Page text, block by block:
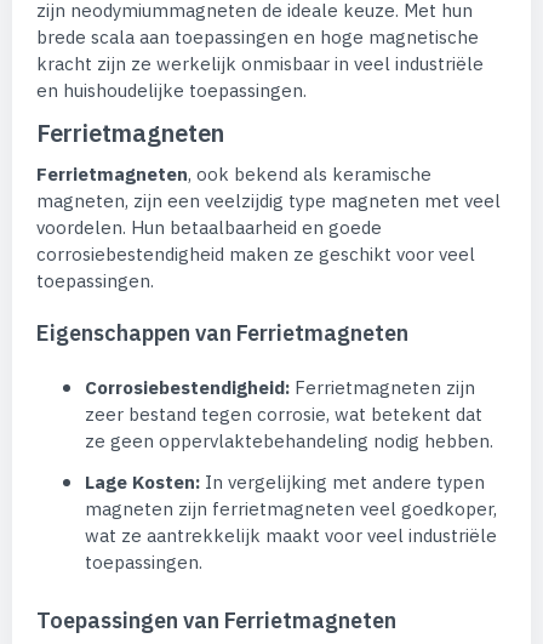
zijn neodymiummagneten de ideale keuze. Met hun
brede scala aan toepassingen en hoge magnetische
kracht zijn ze werkelijk onmisbaar in veel industriële
en huishoudelijke toepassingen.
Ferrietmagneten
Ferrietmagneten, ook bekend als keramische
magneten, zijn een veelzijdig type magneten met veel
voordelen. Hun betaalbaarheid en goede
corrosiebestendigheid maken ze geschikt voor veel
toepassingen.
Eigenschappen van Ferrietmagneten
Corrosiebestendigheid: Ferrietmagneten zijn
zeer bestand tegen corrosie, wat betekent dat
ze geen oppervlaktebehandeling nodig hebben.
Lage Kosten: In vergelijking met andere typen
magneten zijn ferrietmagneten veel goedkoper,
wat ze aantrekkelijk maakt voor veel industriële
toepassingen.
Toepassingen van Ferrietmagneten